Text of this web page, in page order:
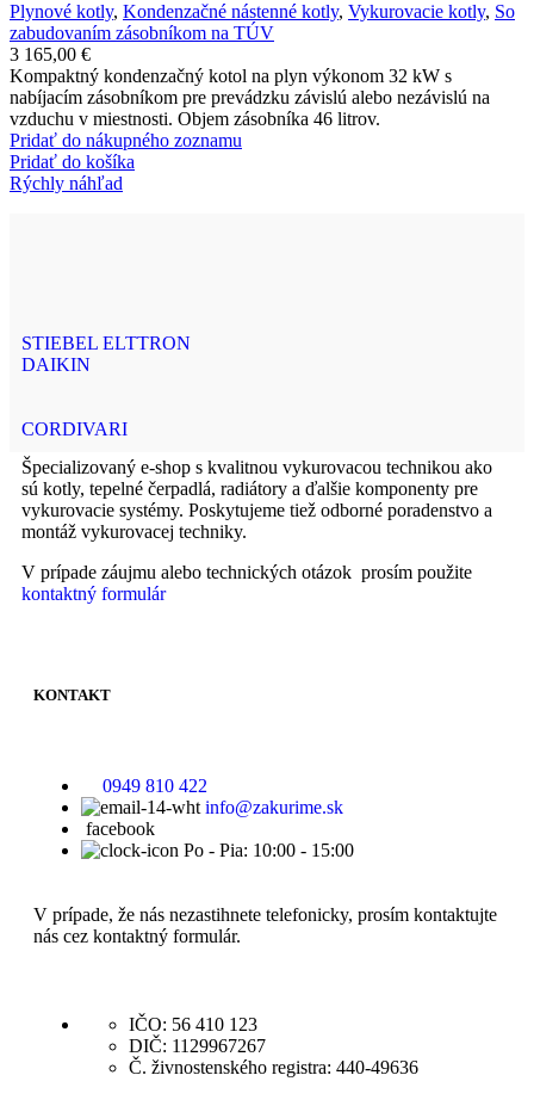
Plynové kotly, Kondenzačné nástenné kotly, Vykurovacie kotly, So
zabudovaním zásobníkom na TÚV
3 165,00 €
Kompaktný kondenzačný kotol na plyn výkonom 32 kW s
nabíjacím zásobníkom pre prevádzku závislú alebo nezávislú na
vzduchu v miestnosti. Objem zásobníka 46 litrov.
Pridať do nákupného zoznamu
Pridať do košíka
Rýchly náhľad
STIEBEL ELTTRON
DAIKIN
CORDIVARI
Špecializovaný e-shop s kvalitnou vykurovacou technikou ako
sú kotly, tepelné čerpadlá, radiátory a ďalšie komponenty pre
vykurovacie systémy. Poskytujeme tiež odborné poradenstvo a
montáž vykurovacej techniky.
V prípade záujmu alebo technických otázok prosím použite
kontaktný formulár
KONTAKT
0949 810 422
info@zakurime.sk
facebook
Po - Pia: 10:00 - 15:00
V prípade, že nás nezastihnete telefonicky, prosím kontaktujte
nás cez kontaktný formulár.
IČO: 56 410 123
DIČ: 1129967267
Č. živnostenského registra: 440-49636